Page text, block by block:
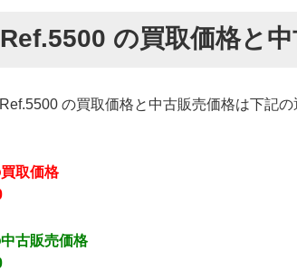
の買取価格と
の買取価格と中古販売価格は下記の
取価格
古販売価格